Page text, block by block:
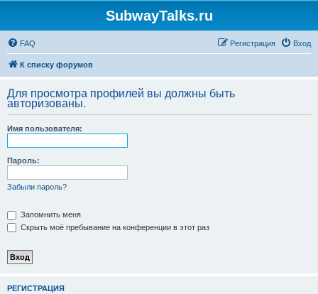
SubwayTalks.ru
FAQ Вход
Регистрация
К списку форумов
Для просмотра профилей вы должны быть
авторизованы.
Имя пользователя:
Пароль:
Забыли пароль?
Запомнить меня
Скрыть моё пребывание на конференции в этот раз
РЕГИСТРАЦИЯ